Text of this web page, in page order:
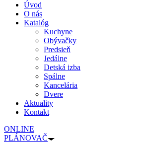
Úvod
O nás
Katalóg
Kuchyne
Obývačky
Predsieň
Jedálne
Detská izba
Spálne
Kancelária
Dvere
Aktuality
Kontakt
ONLINE
PLÁNOVAČ